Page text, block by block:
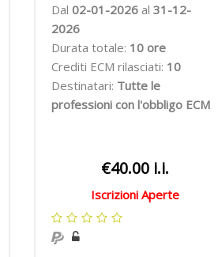
Dal 02-01-2026 al 31-12-
2026
Durata totale: 10 ore
Crediti ECM rilasciati: 10
Destinatari: Tutte le
professioni con l'obbligo ECM
€40.00 i.i.
Iscrizioni Aperte